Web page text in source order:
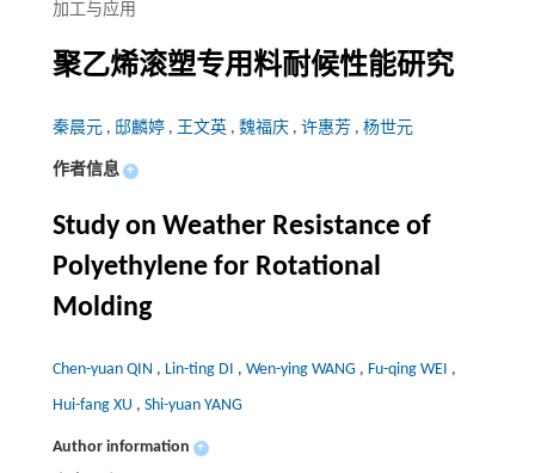
加工与应用
聚乙烯滚塑专用料耐候性能研究
秦晨元 , 邸麟婷 , 王文英 , 魏福庆 , 许惠芳 , 杨世元
作者信息 +
Study on Weather Resistance of
Polyethylene for Rotational
Molding
Chen-yuan QIN , Lin-ting DI , Wen-ying WANG , Fu-qing WEI ,
Hui-fang XU , Shi-yuan YANG
Author information +